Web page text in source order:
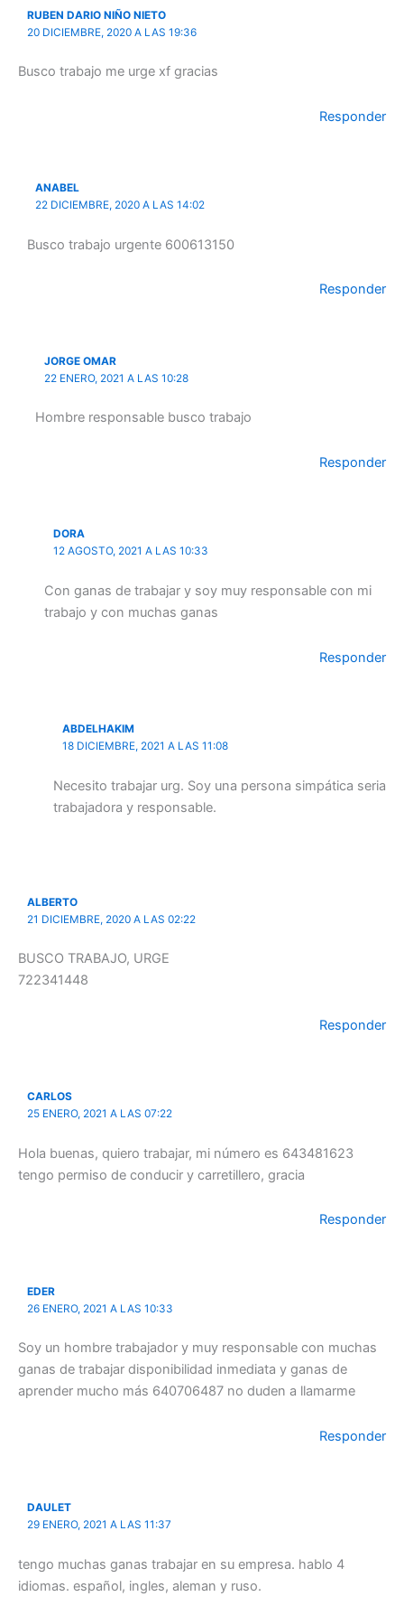
RUBEN DARIO NIÑO NIETO
20 DICIEMBRE, 2020 A LAS 19:36
Busco trabajo me urge xf gracias
Responder
ANABEL
22 DICIEMBRE, 2020 A LAS 14:02
Busco trabajo urgente 600613150
Responder
JORGE OMAR
22 ENERO, 2021 A LAS 10:28
Hombre responsable busco trabajo
Responder
DORA
12 AGOSTO, 2021 A LAS 10:33
Con ganas de trabajar y soy muy responsable con mi
trabajo y con muchas ganas
Responder
ABDELHAKIM
18 DICIEMBRE, 2021 A LAS 11:08
Necesito trabajar urg. Soy una persona simpática seria
trabajadora y responsable.
ALBERTO
21 DICIEMBRE, 2020 A LAS 02:22
BUSCO TRABAJO, URGE
722341448
Responder
CARLOS
25 ENERO, 2021 A LAS 07:22
Hola buenas, quiero trabajar, mi número es 643481623
tengo permiso de conducir y carretillero, gracia
Responder
EDER
26 ENERO, 2021 A LAS 10:33
Soy un hombre trabajador y muy responsable con muchas
ganas de trabajar disponibilidad inmediata y ganas de
aprender mucho más 640706487 no duden a llamarme
Responder
DAULET
29 ENERO, 2021 A LAS 11:37
tengo muchas ganas trabajar en su empresa. hablo 4
idiomas. español, ingles, aleman y ruso.